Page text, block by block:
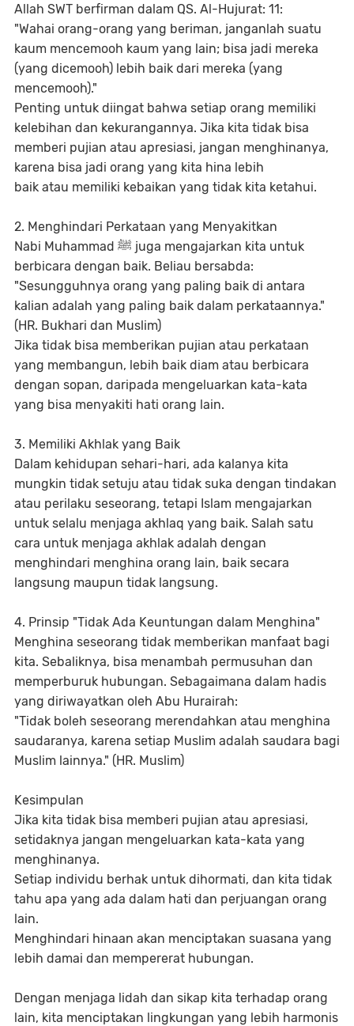
Allah SWT berfirman dalam QS. Al-Hujurat: 11:
"Wahai orang-orang yang beriman, janganlah suatu
kaum mencemooh kaum yang lain; bisa jadi mereka
(yang dicemooh) lebih baik dari mereka (yang
mencemooh)."
Penting untuk diingat bahwa setiap orang memiliki
kelebihan dan kekurangannya. Jika kita tidak bisa
memberi pujian atau apresiasi, jangan menghinanya,
karena bisa jadi orang yang kita hina lebih
baik atau memiliki kebaikan yang tidak kita ketahui.
2. Menghindari Perkataan yang Menyakitkan
Nabi Muhammad ﷺ juga mengajarkan kita untuk
berbicara dengan baik. Beliau bersabda:
"Sesungguhnya orang yang paling baik di antara
kalian adalah yang paling baik dalam perkataannya."
(HR. Bukhari dan Muslim)
Jika tidak bisa memberikan pujian atau perkataan
yang membangun, lebih baik diam atau berbicara
dengan sopan, daripada mengeluarkan kata-kata
yang bisa menyakiti hati orang lain.
3. Memiliki Akhlak yang Baik
Dalam kehidupan sehari-hari, ada kalanya kita
mungkin tidak setuju atau tidak suka dengan tindakan
atau perilaku seseorang, tetapi Islam mengajarkan
untuk selalu menjaga akhlaq yang baik. Salah satu
cara untuk menjaga akhlak adalah dengan
menghindari menghina orang lain, baik secara
langsung maupun tidak langsung.
4. Prinsip "Tidak Ada Keuntungan dalam Menghina"
Menghina seseorang tidak memberikan manfaat bagi
kita. Sebaliknya, bisa menambah permusuhan dan
memperburuk hubungan. Sebagaimana dalam hadis
yang diriwayatkan oleh Abu Hurairah:
"Tidak boleh seseorang merendahkan atau menghina
saudaranya, karena setiap Muslim adalah saudara bagi
Muslim lainnya." (HR. Muslim)
Kesimpulan
Jika kita tidak bisa memberi pujian atau apresiasi,
setidaknya jangan mengeluarkan kata-kata yang
menghinanya.
Setiap individu berhak untuk dihormati, dan kita tidak
tahu apa yang ada dalam hati dan perjuangan orang
lain.
Menghindari hinaan akan menciptakan suasana yang
lebih damai dan mempererat hubungan.
Dengan menjaga lidah dan sikap kita terhadap orang
lain, kita menciptakan lingkungan yang lebih harmonis